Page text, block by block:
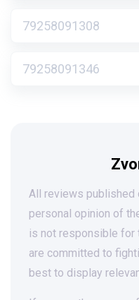
79258091308
79258091346
All reviews published
personal opinion of
is not responsible for
are committed to
best to display